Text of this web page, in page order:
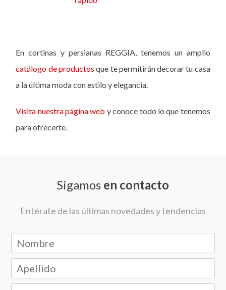
En cortinas y persianas REGGIA, tenemos un amplio
catálogo de productos que te permitirán decorar tu casa
a la última moda con estilo y elegancia.
Visita nuestra página web y conoce todo lo que tenemos
para ofrecerte.
Sigamos en contacto
Entérate de las últimas novedades y tendencias